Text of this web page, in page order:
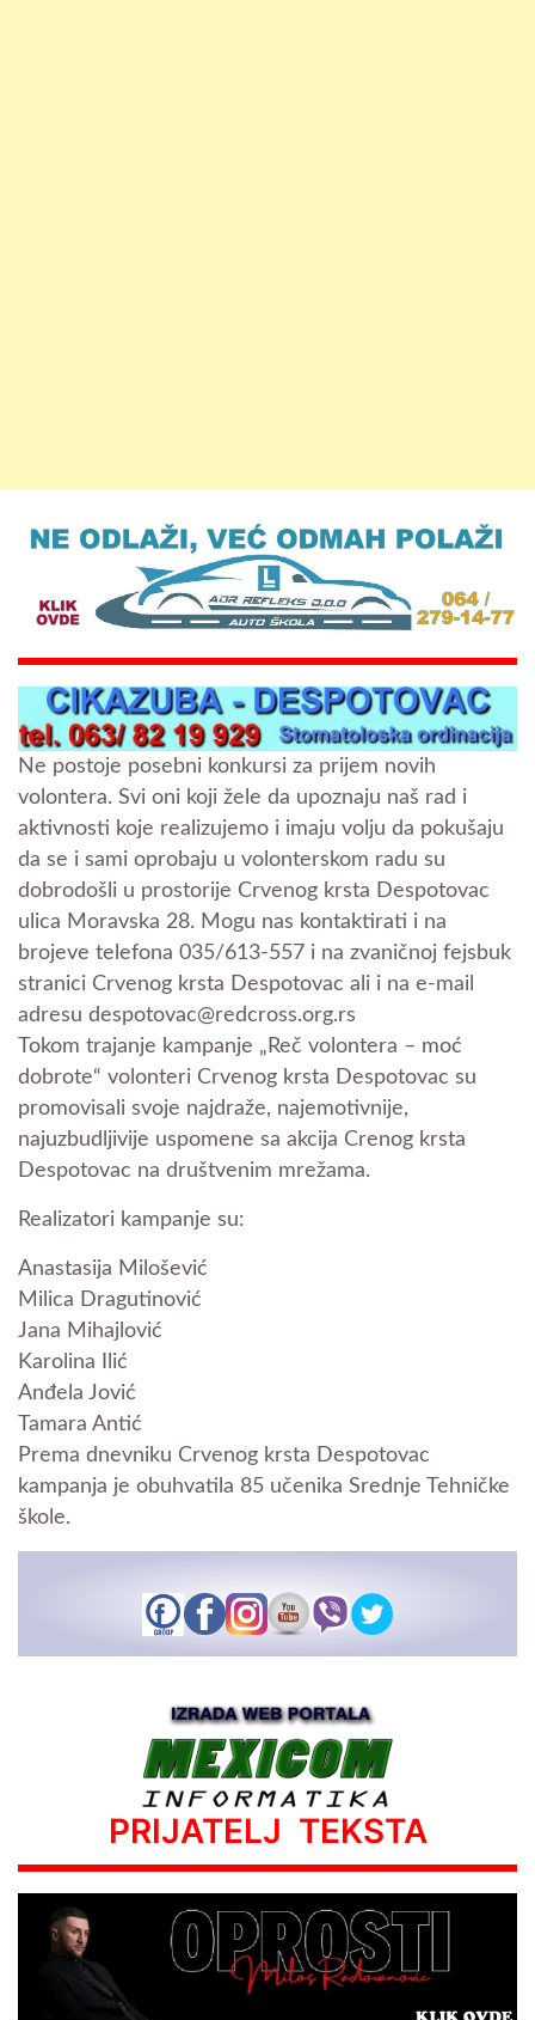
Ne postoje posebni konkursi za prijem novih
volontera. Svi oni koji žele da upoznaju naš rad i
aktivnosti koje realizujemo i imaju volju da pokušaju
da se i sami oprobaju u volonterskom radu su
dobrodošli u prostorije Crvenog krsta Despotovac
ulica Moravska 28. Mogu nas kontaktirati i na
brojeve telefona 035/613-557 i na zvaničnoj fejsbuk
stranici Crvenog krsta Despotovac ali i na e-mail
adresu despotovac@redcross.org.rs
Tokom trajanje kampanje „Reč volontera – moć
dobrote“ volonteri Crvenog krsta Despotovac su
promovisali svoje najdraže, najemotivnije,
najuzbudljivije uspomene sa akcija Crenog krsta
Despotovac na društvenim mrežama.
Realizatori kampanje su:
Anastasija Milošević
Milica Dragutinović
Jana Mihajlović
Karolina Ilić
Anđela Jović
Tamara Antić
Prema dnevniku Crvenog krsta Despotovac
kampanja je obuhvatila 85 učenika Srednje Tehničke
škole.
PRIJATELJ TEKSTA